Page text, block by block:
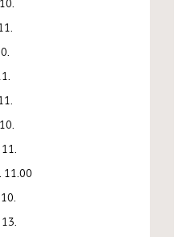
11.00